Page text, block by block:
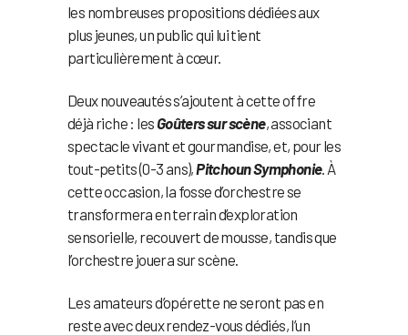
les nombreuses propositions dédiées aux
plus jeunes, un public qui lui tient
particulièrement à cœur.
Deux nouveautés s’ajoutent à cette offre
déjà riche : les Goûters sur scène, associant
spectacle vivant et gourmandise, et, pour les
tout-petits (0-3 ans),Pitchoun Symphonie. À
cette occasion, la fosse d’orchestre se
transformera en terrain d’exploration
sensorielle, recouvert de mousse, tandis que
l’orchestre jouera sur scène.
Les amateurs d’opérette ne seront pas en
reste avec deux rendez-vous dédiés, l’un